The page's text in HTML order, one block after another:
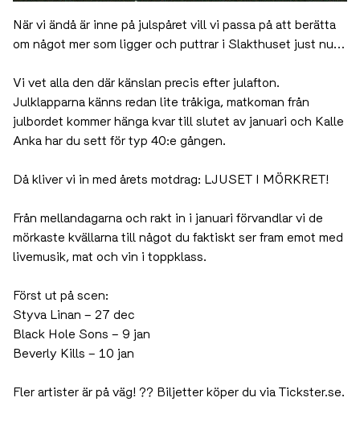
När vi ändå är inne på julspåret vill vi passa på att berätta
om något mer som ligger och puttrar i Slakthuset just nu…
Vi vet alla den där känslan precis efter julafton.
Julklapparna känns redan lite tråkiga, matkoman från
julbordet kommer hänga kvar till slutet av januari och Kalle
Anka har du sett för typ 40:e gången.
Då kliver vi in med årets motdrag: LJUSET I MÖRKRET!
Från mellandagarna och rakt in i januari förvandlar vi de
mörkaste kvällarna till något du faktiskt ser fram emot med
livemusik, mat och vin i toppklass.
Först ut på scen:
Styva Linan – 27 dec
Black Hole Sons – 9 jan
Beverly Kills – 10 jan
Fler artister är på väg! ?? Biljetter köper du viaTickster.se.